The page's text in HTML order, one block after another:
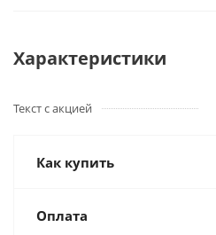
Характеристики
Текст с акцией
Как купить
Оплата